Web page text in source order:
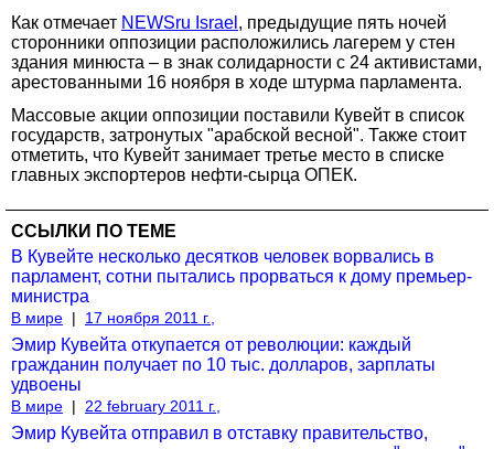
Как отмечает NEWSru Israel , предыдущие пять ночей
сторонники оппозиции расположились лагерем у стен
здания минюста – в знак солидарности с 24 активистами,
арестованными 16 ноября в ходе штурма парламента.
Массовые акции оппозиции поставили Кувейт в список
государств, затронутых "арабской весной". Также стоит
отметить, что Кувейт занимает третье место в списке
главных экспортеров нефти-сырца ОПЕК.
ССЫЛКИ ПО ТЕМЕ
В Кувейте несколько десятков человек ворвались в
парламент, сотни пытались прорваться к дому премьер-
министра
В мире | 17 ноября 2011 г.,
Эмир Кувейта откупается от революции: каждый
гражданин получает по 10 тыс. долларов, зарплаты
удвоены
В мире | 22 february 2011 г.,
Эмир Кувейта отправил в отставку правительство,